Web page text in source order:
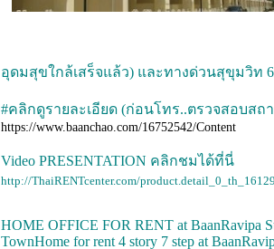
อุดมสุขใกล้เสร็จแล้ว) และทางด่วนสุขุมวิท
#คลิกดูรายละเอียด (ก่อนโทร..ตรวจสอบสถ
https://www.baanchao.com/16752542/Content
Video PRESENTATION คลิกชมได้ที่นี่
http://ThaiRENTcenter.com/
HOME OFFICE FOR RENT at BaanRavipa
TownHome for rent 4 story 7 step at